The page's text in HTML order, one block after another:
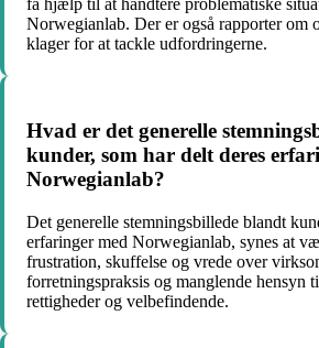
få hjælp til at håndtere problematiske
Norwegianlab. Der er også rapporter om
klager for at tackle udfordringerne.
Hvad er det generelle
kunder, som har delt deres
Norwegianlab?
Det generelle stemningsbillede blandt
erfaringer med Norwegianlab, synes at
frustration, skuffelse og vrede over
forretningspraksis og manglende hensyn
rettigheder og velbefindende.